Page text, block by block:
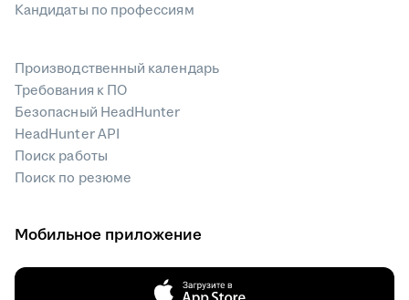
Кандидаты по профессиям
Производственный календарь
Требования к ПО
Безопасный HeadHunter
HeadHunter API
Поиск работы
Поиск по резюме
Мобильное приложение